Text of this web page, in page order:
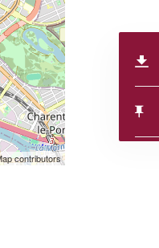
contributors